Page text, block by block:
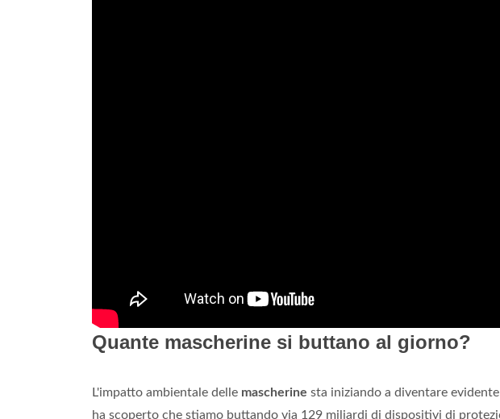
Quante mascherine si buttano al giorno?
L'impatto ambientale delle mascherine sta iniziando a diventare
ha scoperto che stiamo buttando via 129 miliardi di dispositivi di